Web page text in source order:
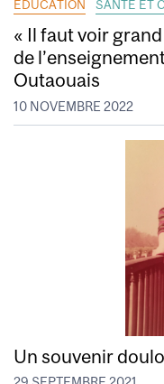
ÉDUCATION SANTÉ ET
« Il faut voir
de
Outaouais
10 NOVEMBRE 2022
Un souvenir